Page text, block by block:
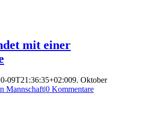
mit einer
09T21:36:35+02:009. Oktober
Mannschaft|0 Kommentare